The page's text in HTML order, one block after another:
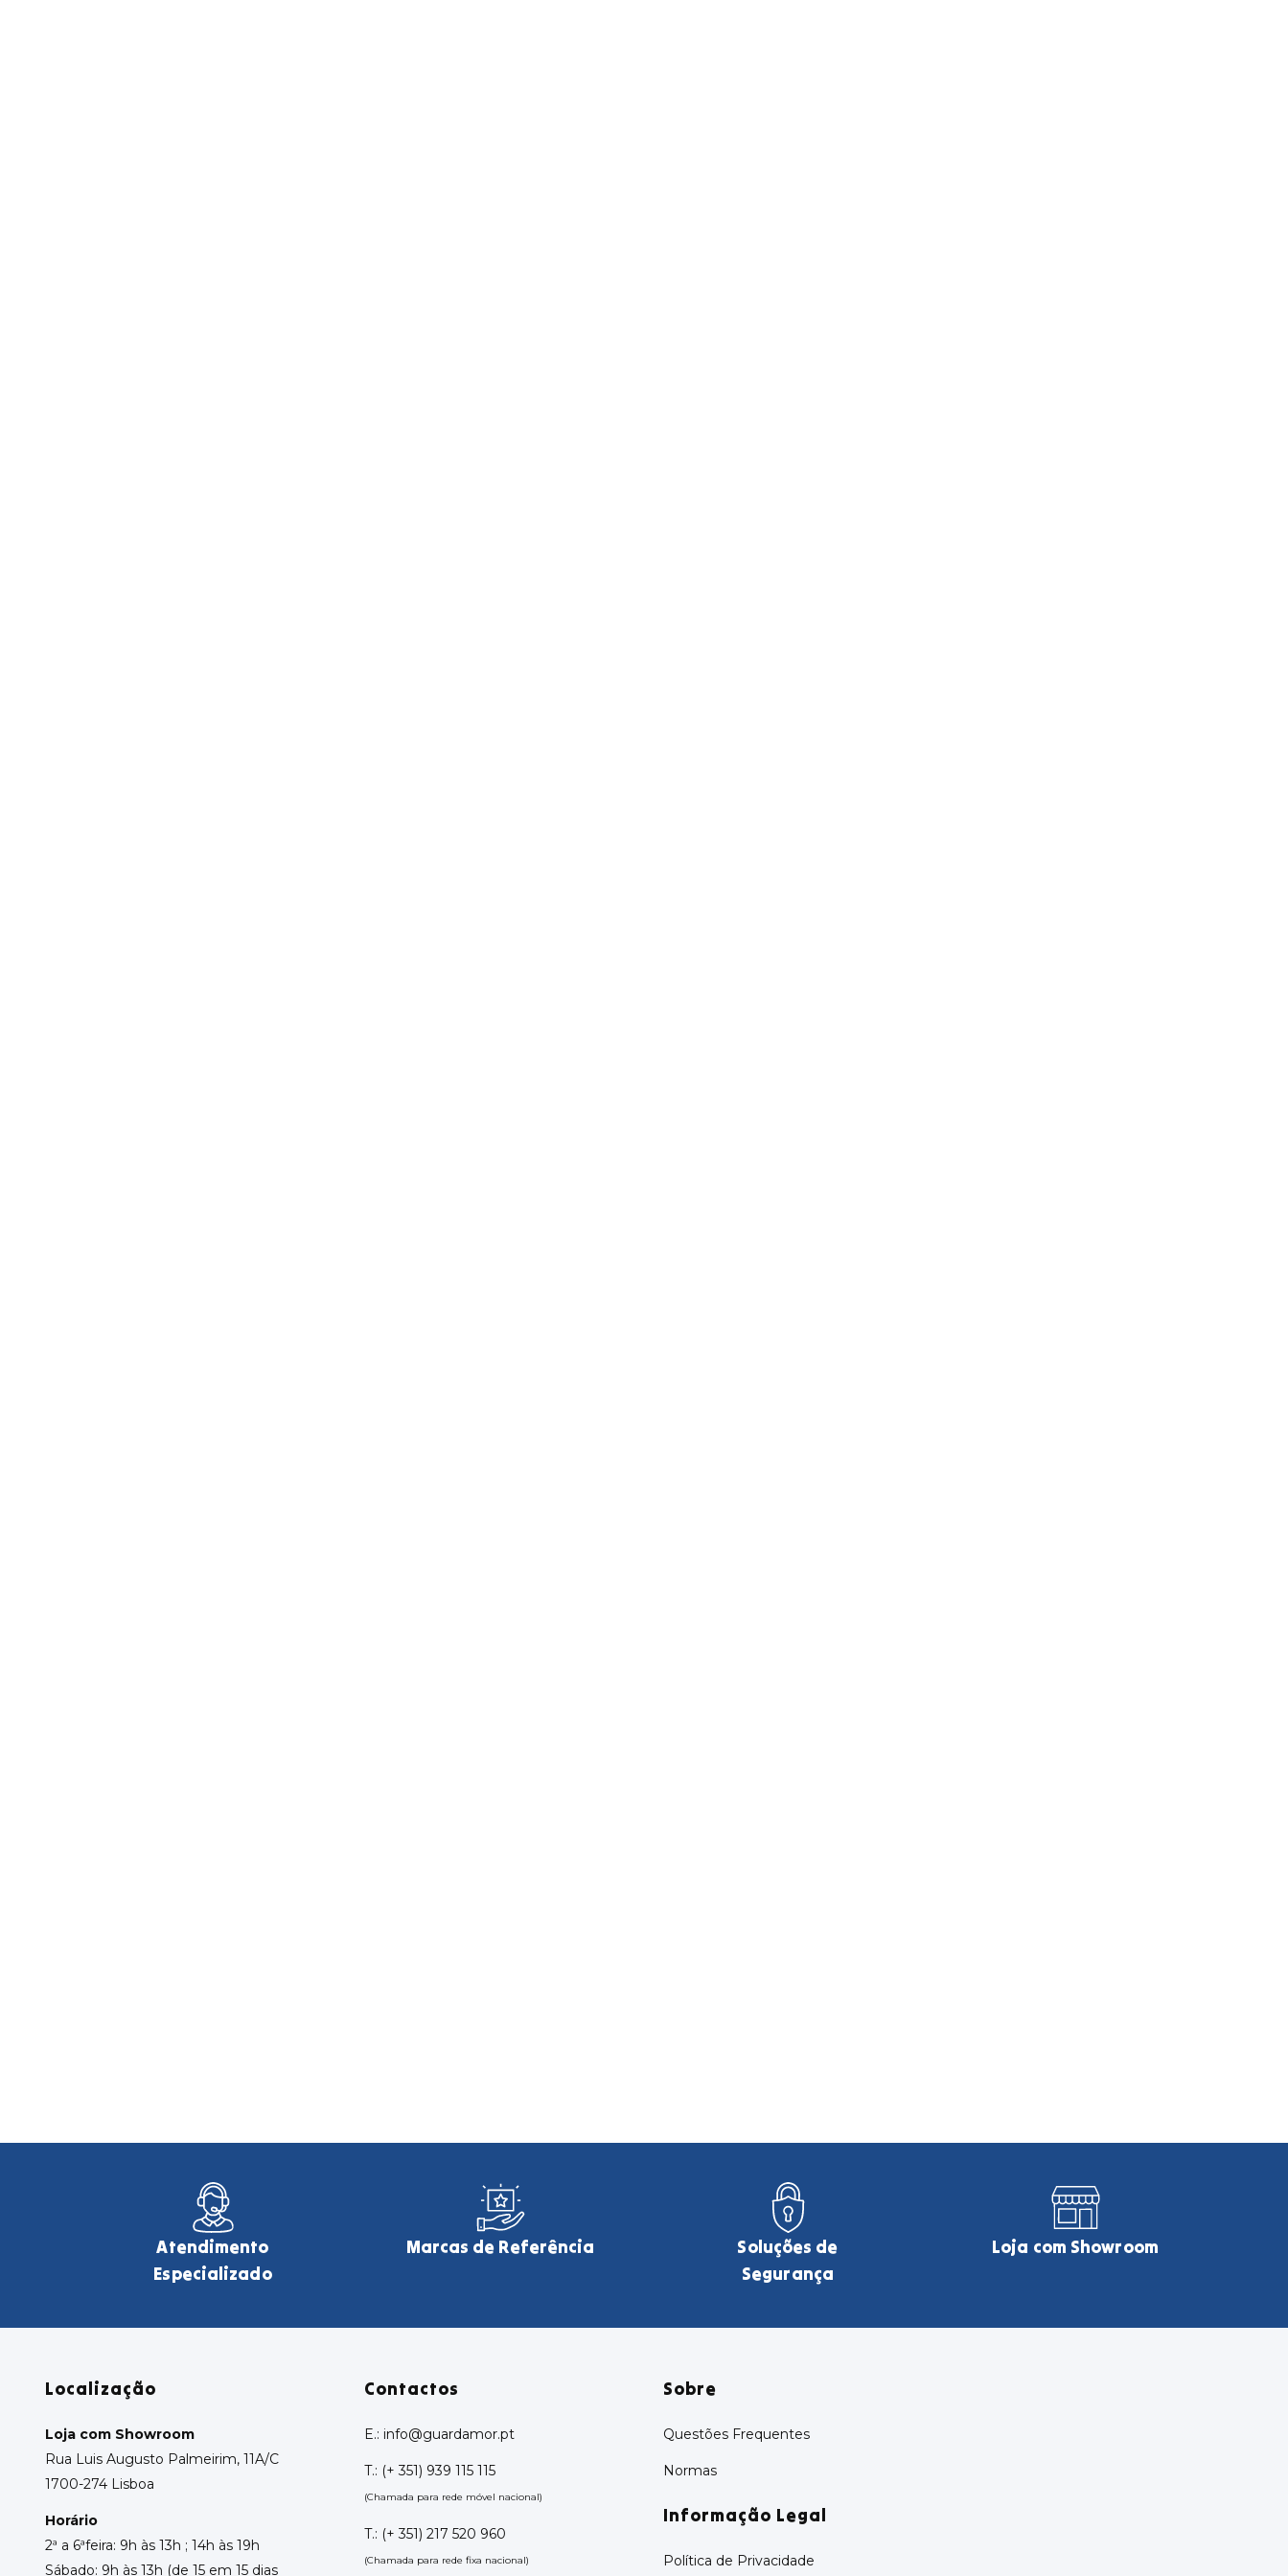
Atendimento
Especializado
Marcas de Referência
Soluções de
Segurança
Loja com Showroom
Localização
Loja com Showroom
Rua Luis Augusto Palmeirim, 11A/C
1700-274 Lisboa
Horário
2ª a 6ªfeira: 9h às 13h ; 14h às 19h
Sábado: 9h às 13h (de 15 em 15 dias
Contactos
E.: info@guardamor.pt
T.: (+ 351) 939 115 115
(Chamada para rede móvel nacional)
T.: (+ 351) 217 520 960
(Chamada para rede fixa nacional)
Sobre
Questões Frequentes
Normas
Informação Legal
Política de Privacidade